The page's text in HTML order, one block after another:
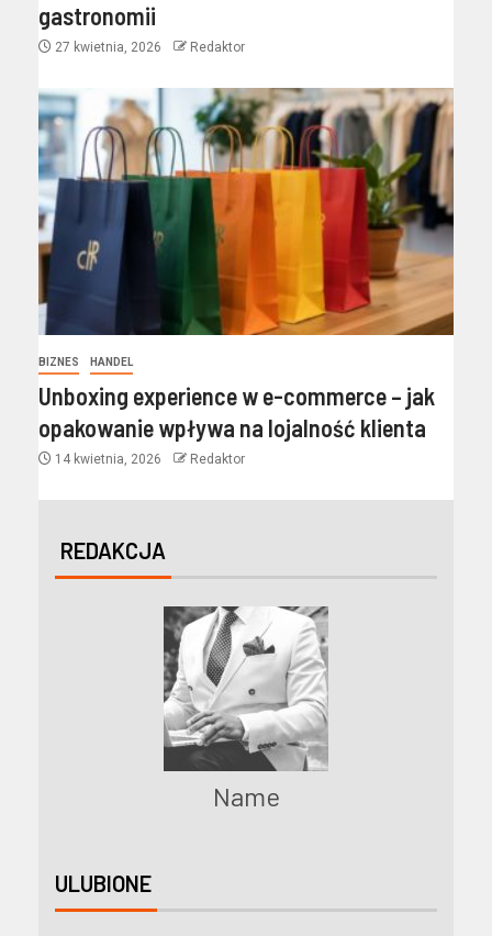
gastronomii
27 kwietnia, 2026 Redaktor
BIZNES HANDEL
Unboxing experience w e-commerce – jak
opakowanie wpływa na lojalność klienta
14 kwietnia, 2026 Redaktor
REDAKCJA
Name
ULUBIONE